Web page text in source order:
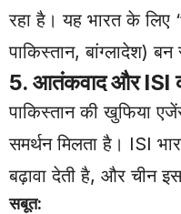
रहा है। यह भारत के
पाकिस्तान, बांग्लादेश)
5. आतंकवाद और ISI
पाकिस्तान की खुफिया
समर्थन मिलता है। ISI
बढ़ावा देती है, और चीन
सबूत: